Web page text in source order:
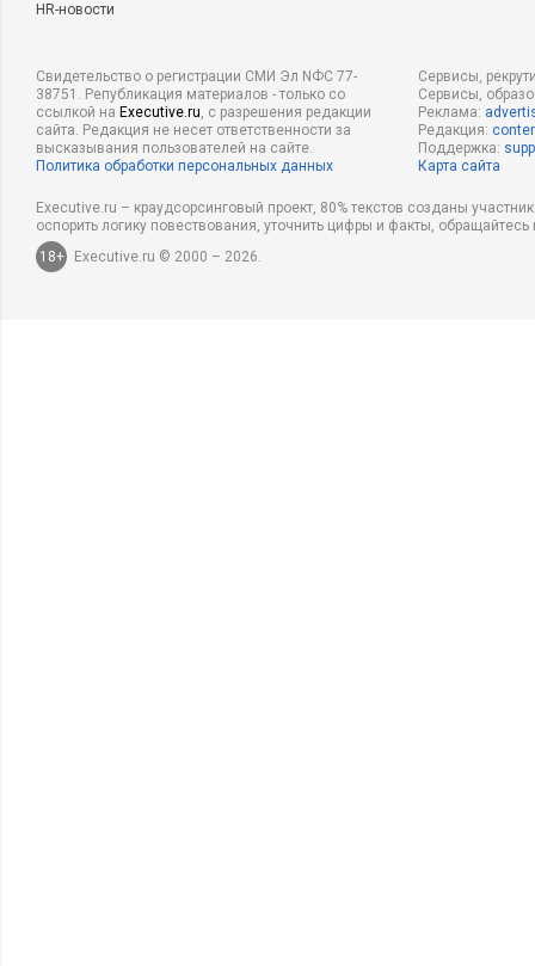
HR-новости
Свидетельство о регистрации СМИ Эл NФС 77-
38751. Републикация материалов - только со
ссылкой на Executive.ru, с разрешения редакции
сайта. Редакция не несет ответственности за
высказывания пользователей на сайте.
Политика обработки персональных данных
Сервисы,
Сервисы,
Реклама:
Редакция:
Поддержка:
Карта сайта
Executive.ru – краудсорсинговый проект, 80% текстов созданы
оспорить логику повествования, уточнить цифры и факты,
18+
Executive.ru © 2000 – 2026.